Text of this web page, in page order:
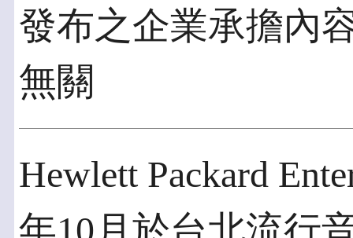
發布之企業承擔內
無關
Hewlett Packard